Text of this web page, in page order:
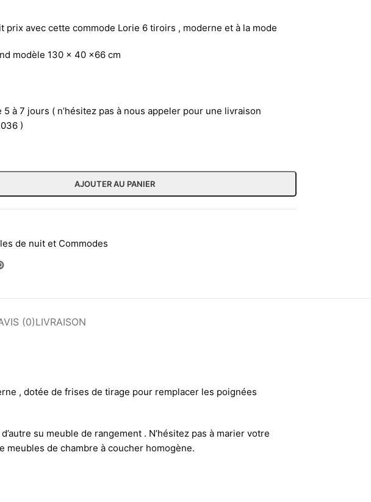
prix avec cette commode Lorie 6 tiroirs , moderne et à la mode
modèle 130 x 40 x66 cm
5 à 7 jours ( n’hésitez pas à nous appeler pour une livraison
)
AJOUTER AU PANIER
de nuit et Commodes
(0)LIVRAISON
, dotée de frises de tirage pour remplacer les poignées
su meuble de rangement . N’hésitez pas à marier votre
meubles de chambre à coucher homogène.